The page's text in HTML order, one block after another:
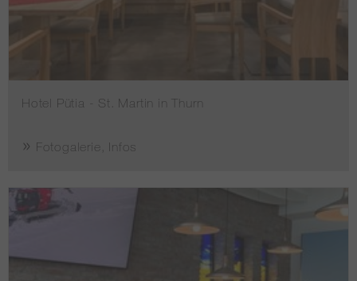
Hotel Pütia - St. Martin in Thurn
Fotogalerie, Infos